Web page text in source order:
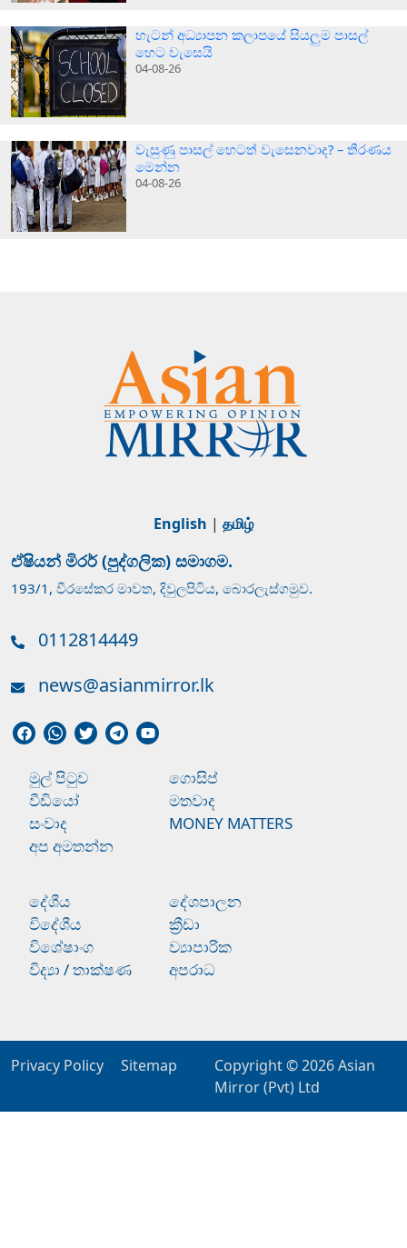
හැටන් අධ්‍යාපන කලාපයේ සියලුම පාසල්
හෙට වැසෙයි
04-08-26
වැසුණු පාසල් හෙටත් වැසෙනවාද? – තීරණය
මෙන්න
04-08-26
English | தமிழ்
ඒෂියන් මිරර් (පුද්ගලික) සමාගම.
193/1, වීරසේකර මාවත, දිවුලපිටිය, බොරලැස්ගමුව.
0112814449
news@asianmirror.lk
මුල් පිටුව
ගොසිප්
වීඩියෝ
මතවාද
සංවාද
MONEY MATTERS
අප අමතන්න
දේශීය
දේශපාලන
විදේශීය
ක්‍රීඩා
විශේෂාංග
ව්‍යාපාරික
විද්‍යා / තාක්ෂණ
අපරාධ
Privacy Policy Sitemap Copyright © 2026Asian
Mirror (Pvt) Ltd